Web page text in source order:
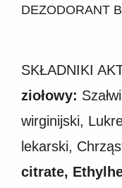
DEZODORANT
SKŁADNIKI
ziołowy:
wirginijski,
lekarski,
citrate,